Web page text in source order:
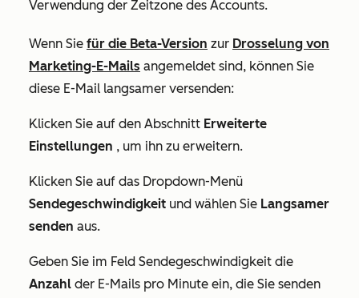
Verwendung der Zeitzone des Accounts.
Wenn Sie für die Beta-Version zur Drosselung von
Marketing-E-Mails angemeldet sind, können Sie
diese E-Mail langsamer versenden:
Klicken Sie auf den Abschnitt Erweiterte
Einstellungen , um ihn zu erweitern.
Klicken Sie auf das Dropdown-Menü
Sendegeschwindigkeit und wählen Sie Langsamer
senden aus.
Geben Sie im Feld Sendegeschwindigkeit die
Anzahl der E-Mails pro Minute ein, die Sie senden